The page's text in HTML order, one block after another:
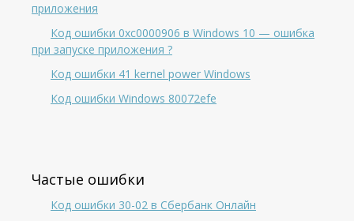
приложения
Код ошибки 0xc0000906 в Windows 10 — ошибка
при запуске приложения ?
Код ошибки 41 kernel power Windows
Код ошибки Windows 80072efe
Частые ошибки
Код ошибки 30-02 в Сбербанк Онлайн